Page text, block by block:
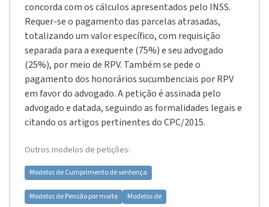
concorda com os cálculos apresentados pelo INSS.
Requer-se o pagamento das parcelas atrasadas,
totalizando um valor específico, com requisição
separada para a exequente (75%) e seu advogado
(25%), por meio de RPV. Também se pede o
pagamento dos honorários sucumbenciais por RPV
em favor do advogado. A petição é assinada pelo
advogado e datada, seguindo as formalidades legais e
citando os artigos pertinentes do CPC/2015.
Outros modelos de petições:
Modelos deCumprimento de sentença
Modelos dePensão por morte Modelos de